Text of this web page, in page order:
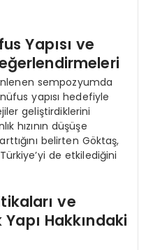
Yapısı ve
sempozyumda
yapısı hedefiyle
geliştirdiklerini
hızının düşüşe
belirten Göktaş,
de etkilediğini
ve
Hakkındaki